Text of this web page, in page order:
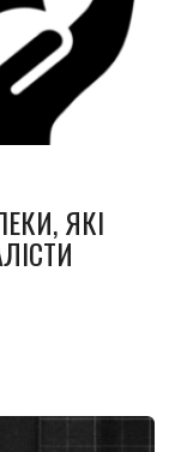
ЯКІ